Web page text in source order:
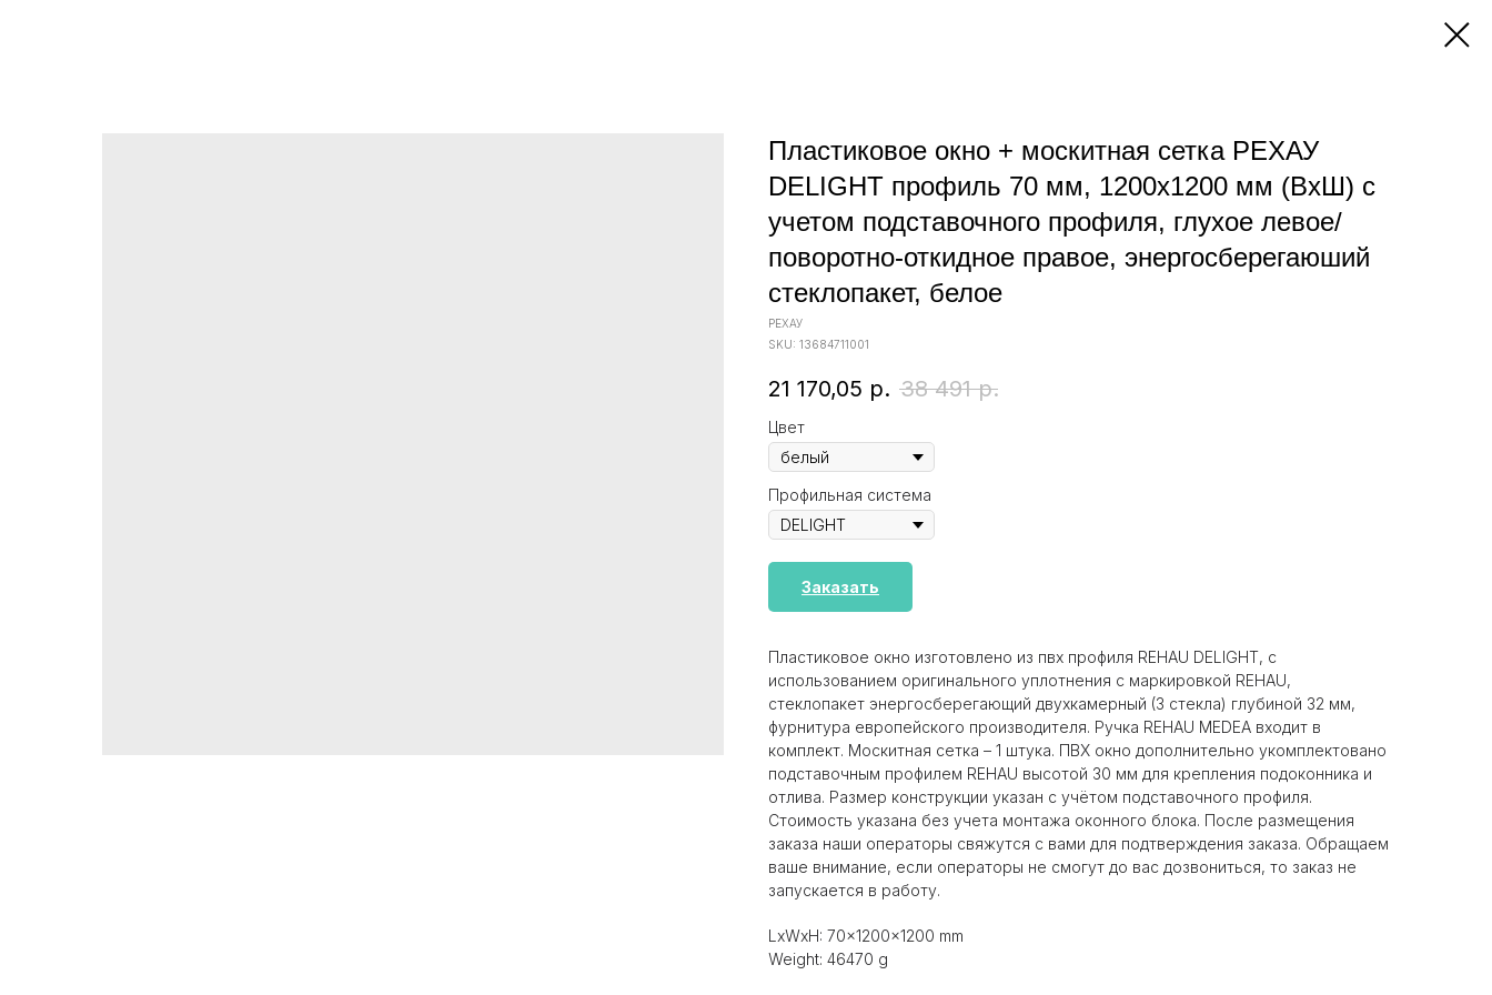
Пластиковое окно + москитная сетка РЕХАУ
DELIGHT профиль 70 мм, 1200х1200 мм (ВхШ) с
учетом подставочного профиля, глухое левое/
поворотно-откидное правое, энергосберегаюший
стеклопакет, белое
РЕХАУ
SKU: 13684711001
21 170,05 р. 38 491 р.
Цвет
Профильная система
Заказать
Пластиковое окно изготовлено из пвх профиля REHAU DELIGHT, с
использованием оригинального уплотнения с маркировкой REHAU,
стеклопакет энергосберегающий двухкамерный (3 стекла) глубиной 32 мм,
фурнитура европейского производителя. Ручка REHAU MEDEA входит в
комплект. Москитная сетка – 1 штука. ПВХ окно дополнительно укомплектовано
подставочным профилем REHAU высотой 30 мм для крепления подоконника и
отлива. Размер конструкции указан c учётом подставочного профиля.
Стоимость указана без учета монтажа оконного блока. После размещения
заказа наши операторы свяжутся с вами для подтверждения заказа. Обращаем
ваше внимание, если операторы не смогут до вас дозвониться, то заказ не
запускается в работу.
LxWxH: 70x1200x1200 mm
Weight: 46470 g